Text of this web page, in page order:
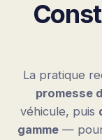
La pratique
promesse
véhicule, puis
gamme — pour